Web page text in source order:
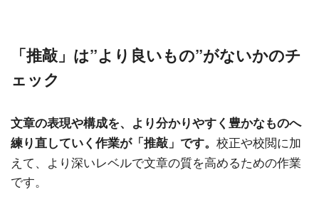
「推敲」は”より良いもの”がないかのチ
ェック
文章の表現や構成を、より分かりやすく豊かなものへ
練り直していく作業が「推敲」です。 校正や校閲に加
えて、より深いレベルで文章の質を高めるための作業
です。